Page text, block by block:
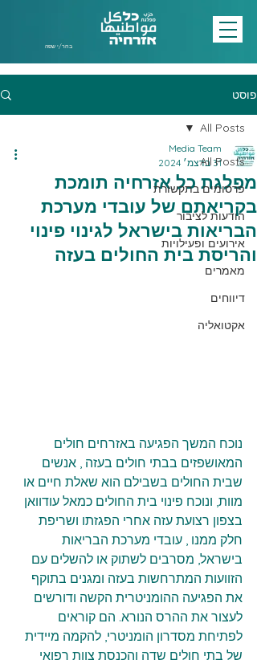
בחר/י שפה
פוסט
All Posts
פרסומים בתקשורת
הודעות לציבור
אירועים ופעילויות
מאמרים
דיווחים
אקטואליה
All Posts
מפלגת כל אזרחיה תומכת
בקריאתם של עובדי מערכת
הבריאות בישראל לגינוי פינוי
והריסת בית החולים בעזה
Media Team
31 בדצמ׳ 2024
נוכח המשך הפגיעה באזרחים חולים
המאושפזים בבתי חולים בעזה , אנשים
שבית החולים בשבילם הוא שאלת חיים או
מוות, ונוכח פינוי בית החולים כמאל עודוואן
בצפון רצועת עזה אחרי הפגזתו ושריפת
חלק ממנו , עובדי מערכת הבריאות
בישראל, מסרבים לשתוק או להשלים עם
הזוועות המתרחשות בעזה ומגנים בתוקף
את הפגיעה ההומניטרית הקשה ודורשים
לעצור את ההרס הנורא. הם קוראים
לפתיחת מסדרון הומניטרי, להקמה מיידית
של בתי חולים שדה והכנסת צוות רפואי